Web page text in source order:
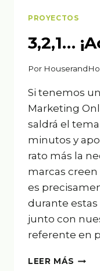
PROYECTOS
3,2,1…
Por
Si tenemos
Marketing
saldrá el
minutos y
rato más la
marcas
es
durante
junto con
referente en
LEER MÁS 3,2,1…